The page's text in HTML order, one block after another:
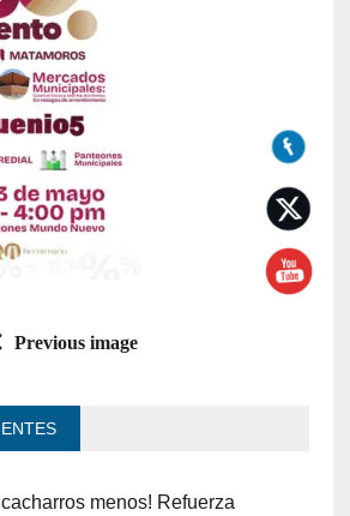
Previous image
menos! Refuerza